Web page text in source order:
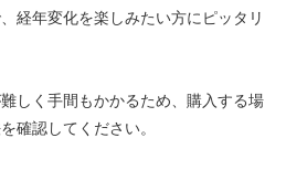
経年変化を楽しみたい方にピッタリ
しく手間もかかるため、購入する場
確認してください。